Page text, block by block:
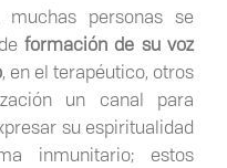
personas se
formación de su voz
, en el terapéutico, otros
un canal para
su espiritualidad
inmunitario; estos